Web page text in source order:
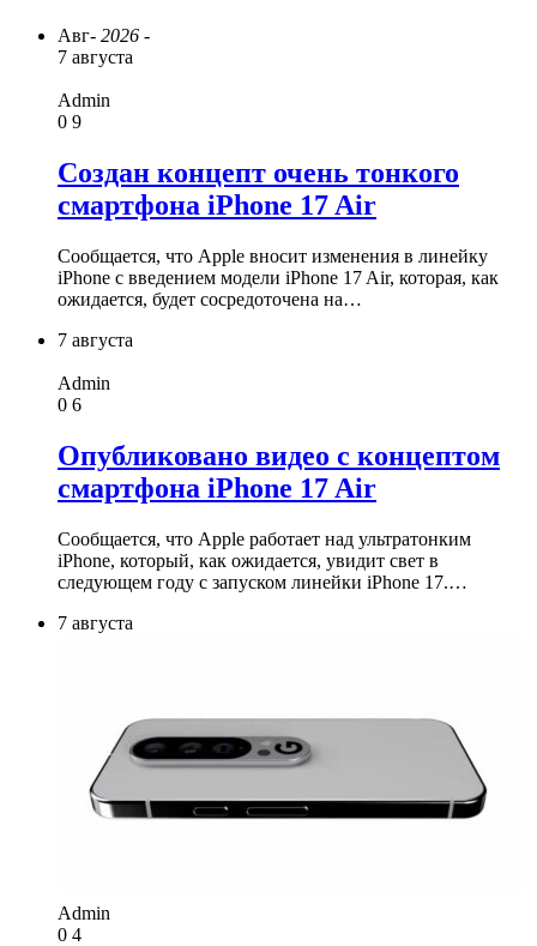
Авг- 2026 -
7 августа
Admin
0 9
Создан концепт очень тонкого
смартфона iPhone 17 Air
Сообщается, что Apple вносит изменения в линейку
iPhone с введением модели iPhone 17 Air, которая, как
ожидается, будет сосредоточена на…
7 августа
Admin
0 6
Опубликовано видео с концептом
смартфона iPhone 17 Air
Сообщается, что Apple работает над ультратонким
iPhone, который, как ожидается, увидит свет в
следующем году с запуском линейки iPhone 17.…
7 августа
Admin
0 4